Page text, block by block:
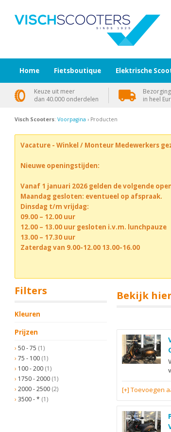
Visch Scooters: Voorpagina › Producten
Vacature - Winkel / Monteur Medewerkers
Nieuwe openingstijden:
Vanaf 1 januari 2026 gelden de volgende
Maandag gesloten: eventueel op afspraak.
Dinsdag t/m vrijdag:
09.00 – 12.00 uur
12.00 – 13.00 uur gesloten i.v.m. lunchpauze
13.00 – 17.30 uur
Zaterdag van 9.00-12.00 13.00-16.00
Filters
Kleuren
Prijzen
50 - 75 (1)
75 - 100 (1)
100 - 200 (1)
1750 - 2000 (1)
2000 - 2500 (2)
3500 - * (1)
Bekijk
[+] Toevoegen
Home Fietsboutique Elektrische
Keuze uit meer
dan 40.000 onderdelen
Bezorging
in heel